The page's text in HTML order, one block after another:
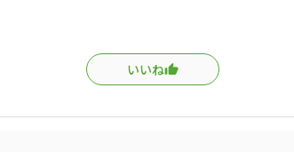
ない考えなんですが以前の距離感に合わせ
ていましたが、リディア・コーの活躍で気
ですね。
いいね